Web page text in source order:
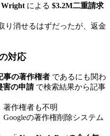
Wright による $3.2M二重請求
り消せるはずだったが、返金
対応
事の著作権者 であるにも関わ
害の申請で検索結果から記事
著作権者も不明
の著作権削除システム